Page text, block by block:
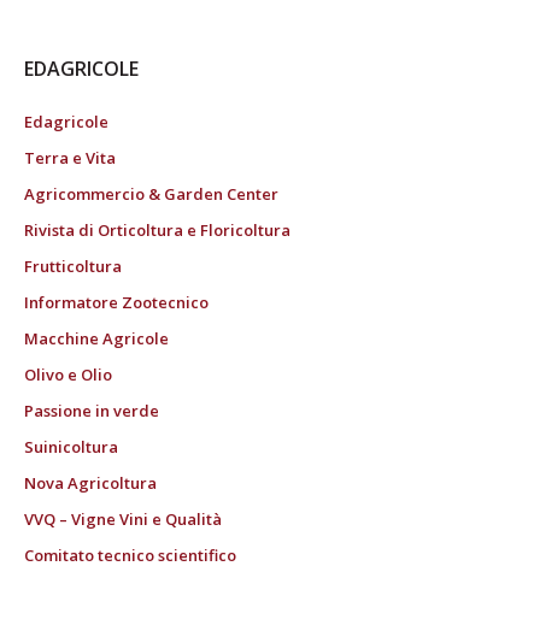
EDAGRICOLE
Edagricole
Terra e Vita
Agricommercio & Garden Center
Rivista di Orticoltura e Floricoltura
Frutticoltura
Informatore Zootecnico
Macchine Agricole
Olivo e Olio
Passione in verde
Suinicoltura
Nova Agricoltura
VVQ – Vigne Vini e Qualità
Comitato tecnico scientifico